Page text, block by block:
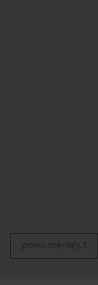
promo.nsk-italy.it